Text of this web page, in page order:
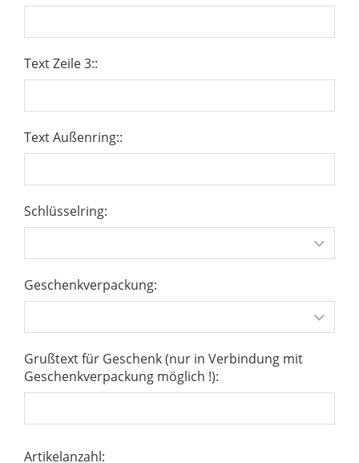
Text Zeile 3::
Text Außenring::
Schlüsselring:
Geschenkverpackung:
Grußtext für Geschenk (nur in Verbindung mit
Geschenkverpackung möglich !):
Artikelanzahl: